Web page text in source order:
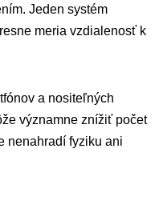
Jeden systém
meria vzdialenosť k
a nositeľných
významne znížiť počet
nenahradí fyziku ani